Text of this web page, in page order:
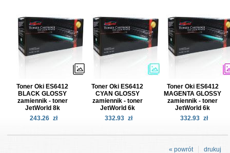
Toner Oki ES6412
BLACK GLOSSY
zamiennik - toner
JetWorld 8k
243.26 zł
Toner Oki ES6412
CYAN GLOSSY
zamiennik - toner
JetWorld 6k
332.93 zł
Toner Oki ES6412
MAGENTA GLOSSY
zamiennik - toner
JetWorld 6k
332.93 zł
drukuj
« powrót